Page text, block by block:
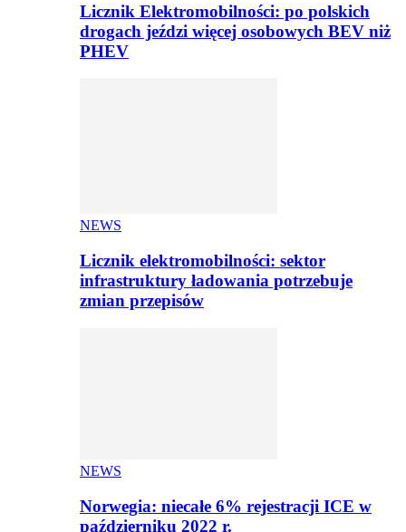
Licznik Elektromobilności: po polskich
drogach jeździ więcej osobowych BEV niż
PHEV
NEWS
Licznik elektromobilności: sektor
infrastruktury ładowania potrzebuje
zmian przepisów
NEWS
Norwegia: niecałe 6% rejestracji ICE w
październiku 2022 r.